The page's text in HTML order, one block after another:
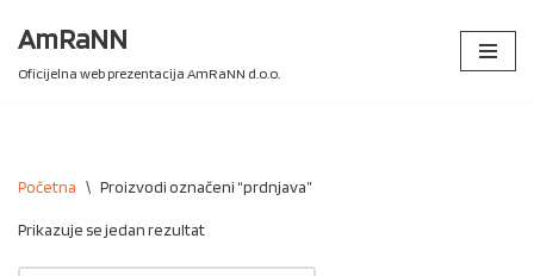
Skip
AmRaNN
Oficijelna web prezentacija AmRaNN d.o.o.
Početna \ Proizvodi označeni “prdnjava”
Prikazuje se jedan rezultat